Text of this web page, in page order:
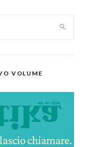
VOLUME